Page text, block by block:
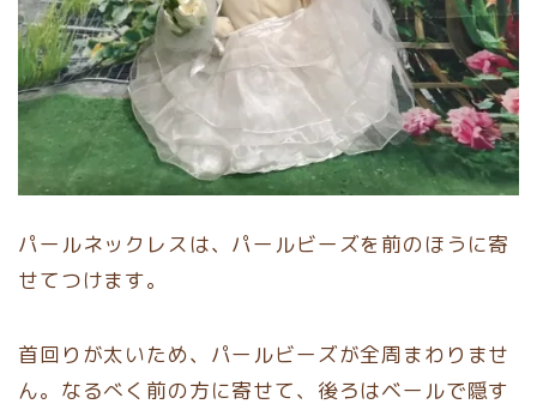
パールネックレスは、パールビーズを前のほうに寄
せてつけます。
首回りが太いため、パールビーズが全周まわりませ
ん。なるべく前の方に寄せて、後ろはベールで隠す